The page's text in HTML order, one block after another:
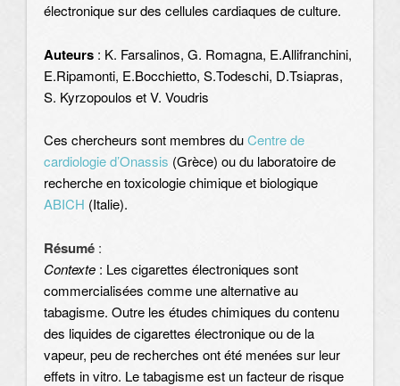
électronique sur des cellules cardiaques de culture.
Auteurs : K. Farsalinos, G. Romagna, E.Allifranchini,
E.Ripamonti, E.Bocchietto, S.Todeschi, D.Tsiapras,
S. Kyrzopoulos et V. Voudris
Ces chercheurs sont membres duCentre de
cardiologie d’Onassis (Grèce) ou du laboratoire de
recherche en toxicologie chimique et biologique
ABICH (Italie).
Résumé :
Contexte : Les cigarettes électroniques sont
commercialisées comme une alternative au
tabagisme. Outre les études chimiques du contenu
des liquides de cigarettes électronique ou de la
vapeur, peu de recherches ont été menées sur leur
effets in vitro. Le tabagisme est un facteur de risque